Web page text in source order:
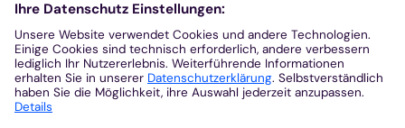
Wir möchten Ihnen ein optimales Webseiten-Erlebnis bieten.
Dazu verwenden wir Cookies, die für das Funktionieren unserer
Website notwendig sind. Mit Ihrer Zustimmung verwenden wir
auch Cookies und andere Technologien, die zur Anzeige
externer Inhalte (Videos über Youtube, Audios über
Soundcloud, Karten über MapTiler ...) oder zu anonymen
Statistikzwecken genutzt werden. Sie können selbst